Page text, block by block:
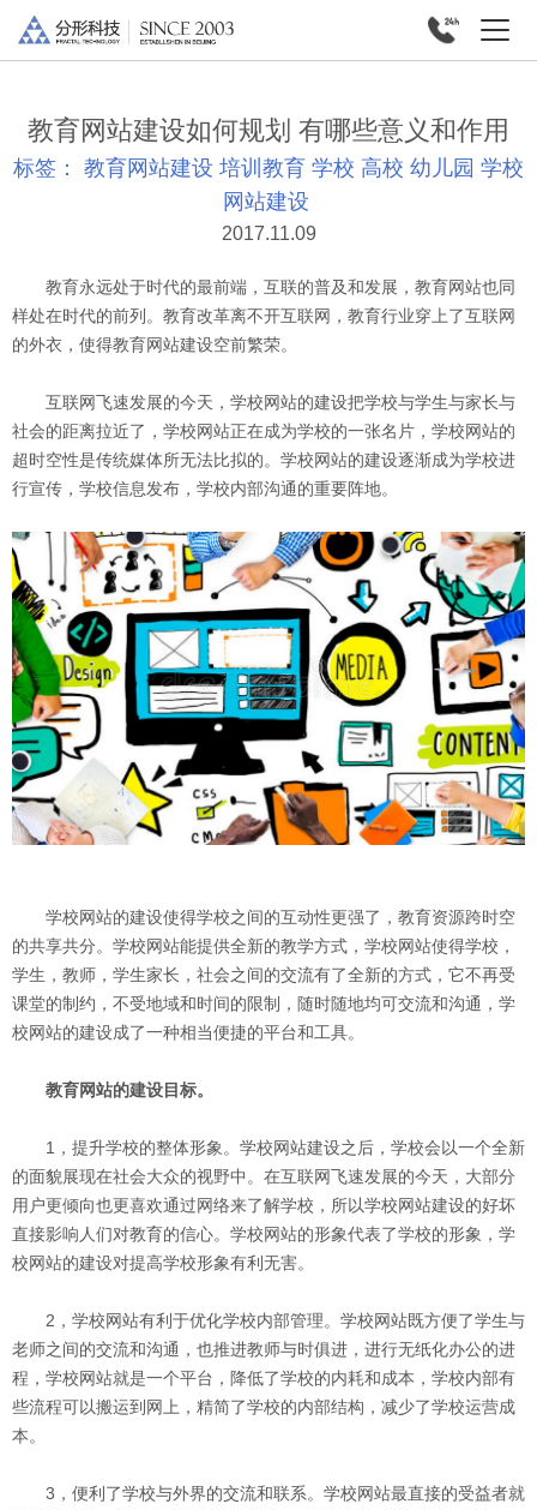
教育网站建设如何规划 有哪些意义和作用
标签： 教育网站建设 培训教育 学校 高校 幼儿园 学校
网站建设
2017.11.09
教育永远处于时代的最前端，互联的普及和发展，教育网站也同
样处在时代的前列。教育改革离不开互联网，教育行业穿上了互联网
的外衣，使得教育网站建设空前繁荣。
互联网飞速发展的今天，学校网站的建设把学校与学生与家长与
社会的距离拉近了，学校网站正在成为学校的一张名片，学校网站的
超时空性是传统媒体所无法比拟的。学校网站的建设逐渐成为学校进
行宣传，学校信息发布，学校内部沟通的重要阵地。
学校网站的建设使得学校之间的互动性更强了，教育资源跨时空
的共享共分。学校网站能提供全新的教学方式，学校网站使得学校，
学生，教师，学生家长，社会之间的交流有了全新的方式，它不再受
课堂的制约，不受地域和时间的限制，随时随地均可交流和沟通，学
校网站的建设成了一种相当便捷的平台和工具。
教育网站的建设目标。
1，提升学校的整体形象。学校网站建设之后，学校会以一个全新
的面貌展现在社会大众的视野中。在互联网飞速发展的今天，大部分
用户更倾向也更喜欢通过网络来了解学校，所以学校网站建设的好坏
直接影响人们对教育的信心。学校网站的形象代表了学校的形象，学
校网站的建设对提高学校形象有利无害。
2，学校网站有利于优化学校内部管理。学校网站既方便了学生与
老师之间的交流和沟通，也推进教师与时俱进，进行无纸化办公的进
程，学校网站就是一个平台，降低了学校的内耗和成本，学校内部有
些流程可以搬运到网上，精简了学校的内部结构，减少了学校运营成
本。
3，便利了学校与外界的交流和联系。学校网站最直接的受益者就